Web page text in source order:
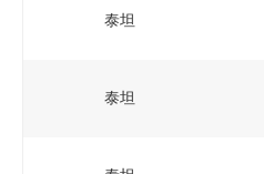
泰坦
泰坦